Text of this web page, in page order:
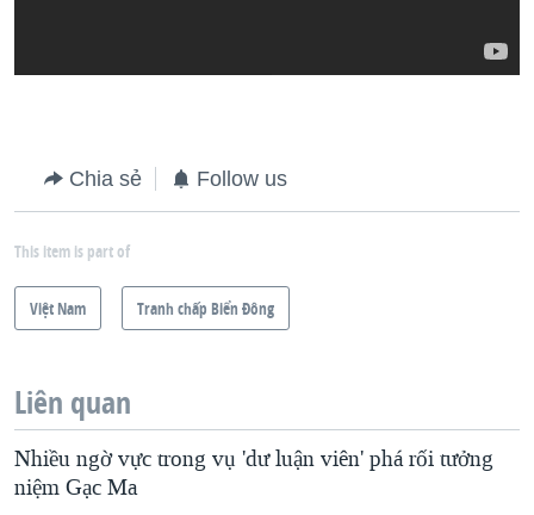
Chia sẻ Follow us
This item is part of
Việt Nam Tranh chấp Biển Đông
Liên quan
Nhiều ngờ vực trong vụ 'dư luận viên' phá rối tưởng
niệm Gạc Ma